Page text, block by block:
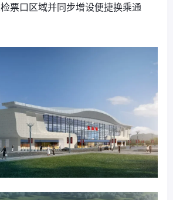
票口区域并同步增设便捷换乘通